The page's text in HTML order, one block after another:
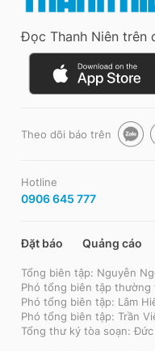
Đọc Thanh Niên trên
Theo dõi báo trên
Hotline
0906 645 777
Đặt báo Quảng cáo
Tổng biên tập: Nguyễn
Phó tổng biên tập thường
Phó tổng biên tập: Lâm
Phó tổng biên tập: Trần
Tổng thư ký tòa soạn: Đức